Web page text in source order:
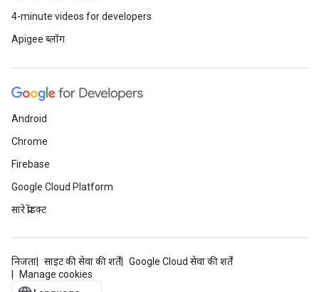
4-minute videos for developers
Apigee ब्लॉग
Android
Chrome
Firebase
Google Cloud Platform
सारे प्रॉडक्ट
निजता साइट की सेवा की शर्तें
Google Cloud सेवा की शर्तें
Manage cookies